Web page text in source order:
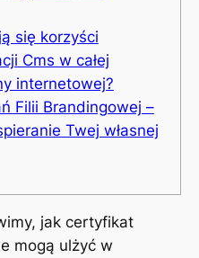
się korzyści
Cms w całej
internetowej?
Filii Brandingowej –
Twej własnej
jak certyfikat
mogą ulżyć w